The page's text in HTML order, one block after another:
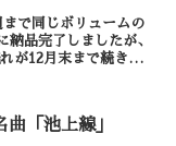
で同じボリュームの
納品完了しましたが、
「池上線」